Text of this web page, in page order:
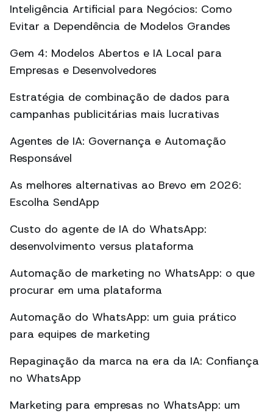
Inteligência Artificial para Negócios: Como
Evitar a Dependência de Modelos Grandes
Gem 4: Modelos Abertos e IA Local para
Empresas e Desenvolvedores
Estratégia de combinação de dados para
campanhas publicitárias mais lucrativas
Agentes de IA: Governança e Automação
Responsável
As melhores alternativas ao Brevo em 2026:
Escolha SendApp
Custo do agente de IA do WhatsApp:
desenvolvimento versus plataforma
Automação de marketing no WhatsApp: o que
procurar em uma plataforma
Automação do WhatsApp: um guia prático
para equipes de marketing
Repaginação da marca na era da IA: Confiança
no WhatsApp
Marketing para empresas no WhatsApp: um